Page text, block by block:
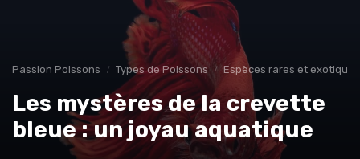
Passion Poissons Types de Poissons Espèces rares et exotiques
Les mystères de la crevette
bleue : un joyau aquatique